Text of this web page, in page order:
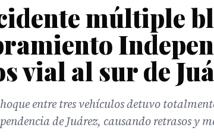
múltiple
vial al sur de
entre tres vehículos detuvo
de Juárez, causando retrasos y